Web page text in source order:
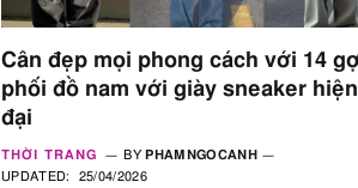
Cân đẹp mọi phong cách với 14
phối đồ nam với giày sneaker hiện
đại
THỜI TRANG BY PHAMNGOCANH
UPDATED:
25/04/2026